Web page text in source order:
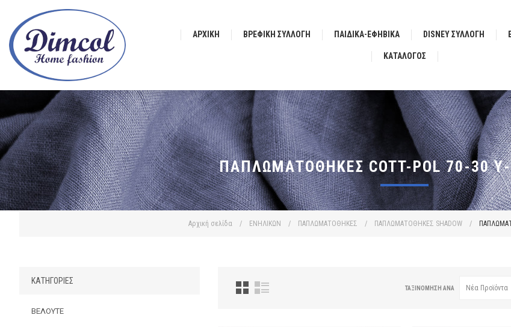
ΑΡΧΙΚΉ ΒΡΕΦΙΚΗ ΣΥΛΛΟΓΗ ΠΑΙΔΙΚΑ-ΕΦΗΒΙΚΑ DISNEY ΣΥΛΛΟΓΗ
ΚΑΤΆΛΟΓΟΣ
Αρχική σελίδα / ΕΝΗΛΙΚΩΝ / ΠΑΠΛΩΜΑΤΟΘΗΚΕΣ / ΠΑΠΛΩΜΑΤΟΘΗΚΕΣ SHADOW /
ΠΑΠΛΩΜΑΤΟΘΗΚΕΣ COTT-POL 70-30 Υ-
ΤΑΞΙΝΌΜΗΣΗ ΑΝΆ
ΚΑΤΗΓΟΡΊΕΣ
ΒΕΛΟΥΤΕ